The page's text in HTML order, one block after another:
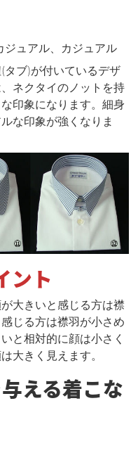
ュアル、カジュアル
ブ)が付いているデザ
ネクタイのノットを持
印象になります。細身
な印象が強くなりま
ント
大きいと感じる方は襟
じる方は襟羽が小さめ
と相対的に顔は小さく
大きく見えます。
える着こな